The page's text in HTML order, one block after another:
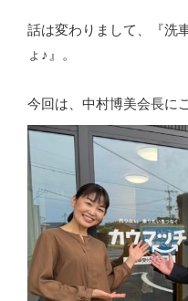
話は変わりまして、『洗
ょ♪』。
今回は、中村博美会長に